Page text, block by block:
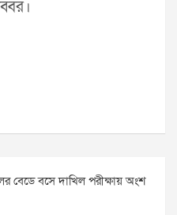
বেডে বসে দাখিল পরীক্ষায় অংশ